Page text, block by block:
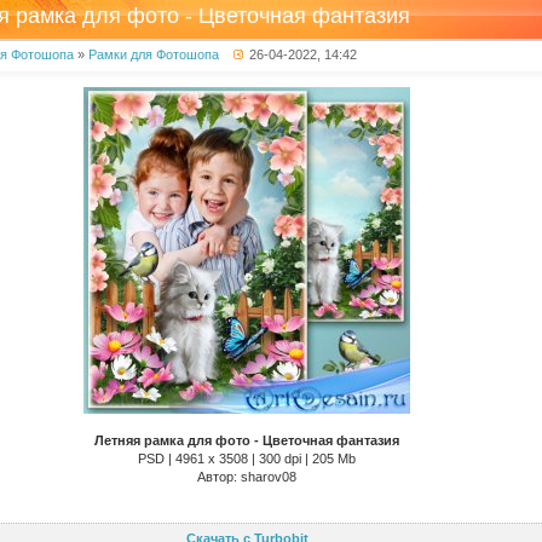
рамка для фото - Цветочная фантазия
Фотошопа » Рамки для Фотошопа 26-04-2022, 14:42
Летняя рамка для фото - Цветочная фантазия
PSD | 4961 х 3508 | 300 dpi | 205 Mb
Автор: sharov08
Скачать с Turbobit